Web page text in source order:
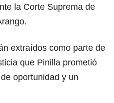
la Corte Suprema de
extraídos como parte de
que Pinilla prometió
oportunidad y un